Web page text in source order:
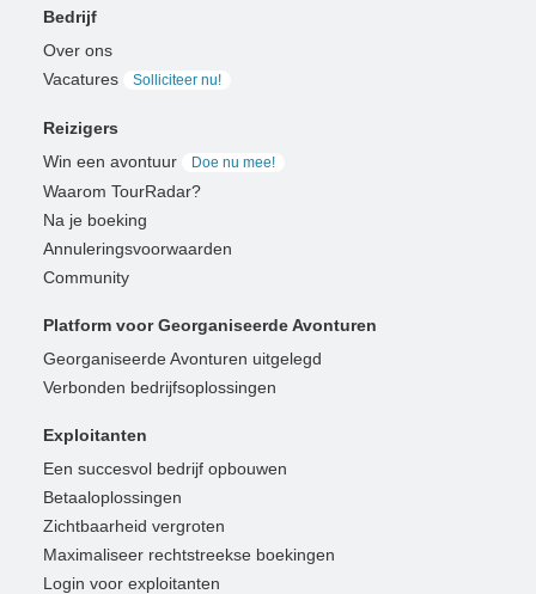
Bedrijf
Over ons
Vacatures
Solliciteer nu!
Reizigers
Win een avontuur
Doe nu mee!
Waarom TourRadar?
Na je boeking
Annuleringsvoorwaarden
Community
Platform voor Georganiseerde Avonturen
Georganiseerde Avonturen uitgelegd
Verbonden bedrijfsoplossingen
Exploitanten
Een succesvol bedrijf opbouwen
Betaaloplossingen
Zichtbaarheid vergroten
Maximaliseer rechtstreekse boekingen
Login voor exploitanten